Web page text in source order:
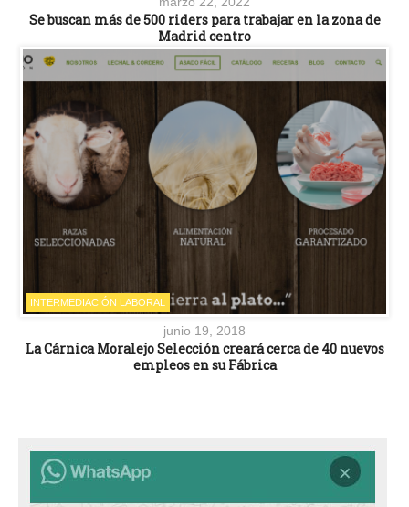
Se buscan más de 500 riders para trabajar en la zona de
Madrid centro
INTERMEDIACIÓN LABORAL
junio 19, 2018
La Cárnica Moralejo Selección creará cerca de 40 nuevos
empleos en su Fábrica